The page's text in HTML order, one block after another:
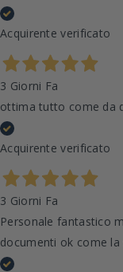
Acquirente verificato
3 Giorni Fa
ottima tutto come da
Acquirente verificato
3 Giorni Fa
Personale fantastico
documenti ok come